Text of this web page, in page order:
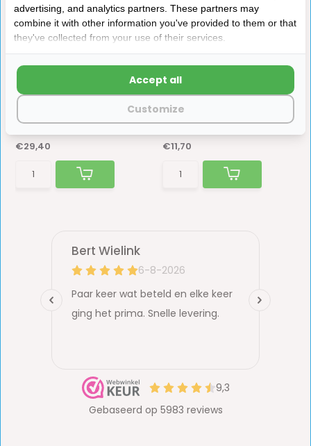
Fiamma Eindkap Lead Rail
400-490 018
€29,40
Fiamma Bevestigingsoog
voor Garage Bars
€11,70
advertising, and analytics partners. These partners may
combine it with other information you've provided to them or that
they've collected from your use of their services.
Customize
Accept all